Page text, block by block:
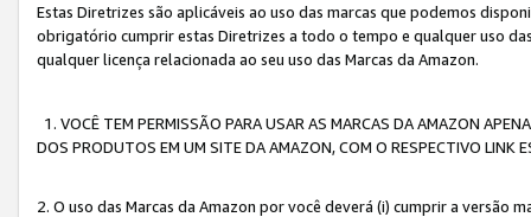
Estas Diretrizes são aplicáveis ao uso das marcas que podemos
obrigatório cumprir estas Diretrizes a todo o tempo e qualquer uso
qualquer licença relacionada ao seu uso das Marcas da Amazon.
1. VOCÊ TEM PERMISSÃO PARA USAR AS MARCAS DA AMAZON
DOS PRODUTOS EM UM SITE DA AMAZON, COM O RESPECTIVO LINK
2. O uso das Marcas da Amazon por você deverá (i) cumprir a versão